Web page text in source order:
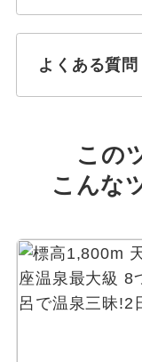
よくある質問
この
こんな